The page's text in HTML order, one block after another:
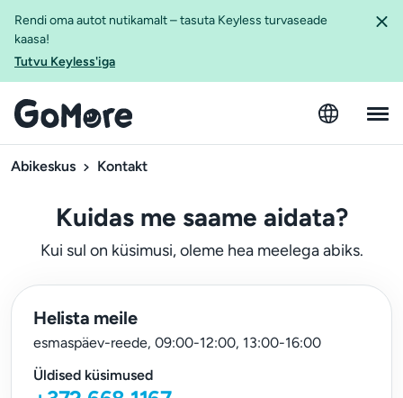
Rendi oma autot nutikamalt – tasuta Keyless turvaseade
kaasa!
Tutvu Keyless'iga
Abikeskus Kontakt
Kuidas me saame aidata?
Kui sul on küsimusi, oleme hea meelega abiks.
Helista meile
esmaspäev-reede, 09:00-12:00, 13:00-16:00
Üldised küsimused